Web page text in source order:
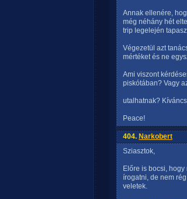
Annak ellenére,
még néhány hét
trip legelején
Végezetül azt
mértéket és ne
Ami viszont
piskótában? Vagy
utalhatnak?
Peace!
404. Narkobert
Sziasztok,
Előre is bocsi,
írogatni, de nem
veletek.